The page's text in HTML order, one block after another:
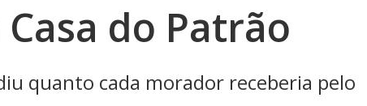
do Patrão
quanto cada morador receberia pelo